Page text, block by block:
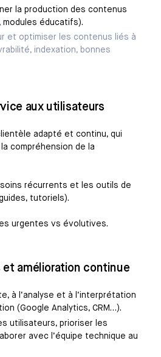
la production des contenus
modules éducatifs).
et optimiser les contenus liés à
indexation, bonnes
aux utilisateurs
adapté et continu, qui
compréhension de la
récurrents et les outils de
tutoriels).
urgentes vs évolutives.
et amélioration continue
à l’analyse et à l’interprétation
(Google Analytics, CRM…).
utilisateurs, prioriser les
avec l’équipe technique au